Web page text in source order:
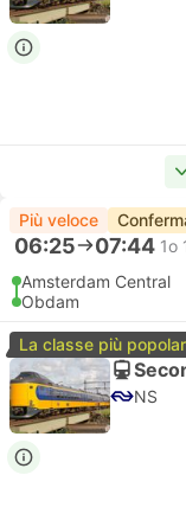
Più veloce
06:25 07:44 1o
Amsterdam Central
Obdam
La classe più
NS